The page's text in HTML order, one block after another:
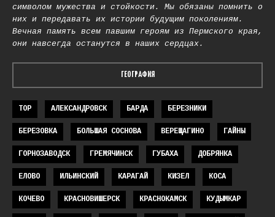
символом мужества и стойкости. Мы обязаны помнить о
них и передавать их истории будущим поколениям.
Вечная память всем павшим героям из Пермского края,
они навсегда останутся в наших сердцах.
ГЕОГРАФИЯ
TOP АЛЕКСАНДРОВСК БАРДА БЕРЕЗНИКИ
БЕРЕЗОВКА БОЛЬШАЯ СОСНОВА ВЕРЕЩАГИНО ГАЙНЫ
ГОРНОЗАВОДСК ГРЕМЯЧИНСК ГУБАХА ДОБРЯНКА
ЕЛОВО ИЛЬИНСКИЙ КАРАГАЙ КИЗЕЛ КОСА
КОЧЕВО КРАСНОВИШЕРСК КРАСНОКАМСК КУДЫМКАР